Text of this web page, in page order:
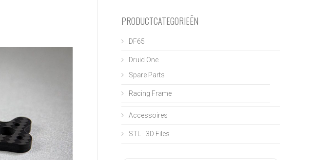
PRODUCTCATEGORIEËN
DF65
Druid One
Spare Parts
Racing Frame
Accessoires
STL - 3D Files